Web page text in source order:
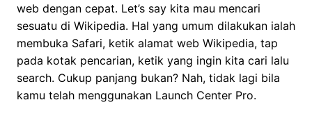
web dengan cepat. Let’s say kita mau mencari
sesuatu di Wikipedia. Hal yang umum dilakukan ialah
membuka Safari, ketik alamat web Wikipedia, tap
pada kotak pencarian, ketik yang ingin kita cari lalu
search. Cukup panjang bukan? Nah, tidak lagi bila
kamu telah menggunakan Launch Center Pro.